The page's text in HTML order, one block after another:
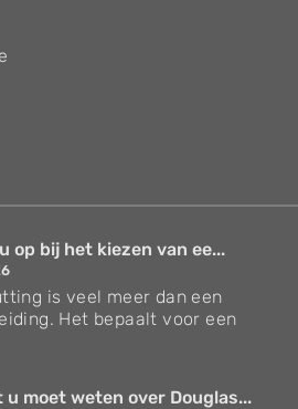
op bij het kiezen van ee...
is veel meer dan een
Het bepaalt voor een
u moet weten over Douglas...